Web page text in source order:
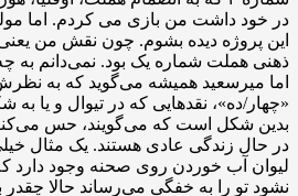
در خود داشت من بازی می کردم. اما
ذهنی هملت شماره یک بود. نمی‌دانم به
اما میرسعید همیشه می‌گوید که به
«چهار/ده»، نقدهایی که در تیوال و یا
بدین شکل است که می‌گویند، حس می‌کنند
در حال زندگی عادی هستند. یک مثال
لیوان آب خوردن روی صحنه وجود دارد
نشود تو را به خفگی می‌رساند حالا چقدر